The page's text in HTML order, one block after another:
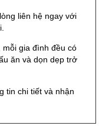
liên hệ ngay với
mỗi gia đình đều có
ăn và dọn dẹp trở
tin chi tiết và nhận